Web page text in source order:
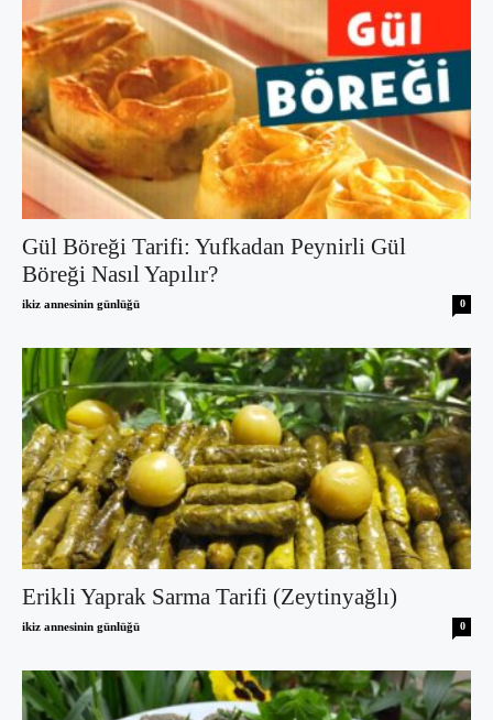
Gül Böreği Tarifi: Yufkadan Peynirli Gül
Böreği Nasıl Yapılır?
ikiz annesinin günlüğü 0
Erikli Yaprak Sarma Tarifi (Zeytinyağlı)
ikiz annesinin günlüğü 0